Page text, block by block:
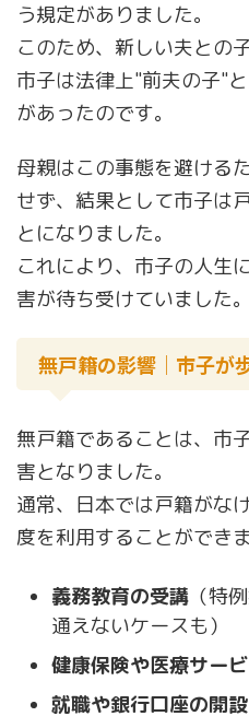
う規定がありました。
このため、新しい夫との
市子は法律上"前夫の子"
があったのです。
母親はこの事態を避ける
せず、結果として市子は
とになりました。
これにより、市子の人生
害が待ち受けていました。
無戸籍の影響｜市子が
無戸籍であることは、市
害となりました。
通常、日本では戸籍がな
度を利用することができま
義務教育の受講 （特
通えないケースも）
健康保険や医療サー
就職や銀行口座の開設